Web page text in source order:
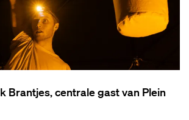
Brantjes, centrale gast van Plein